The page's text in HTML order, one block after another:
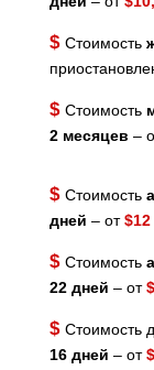
$ Стоимость
$ Стоимость
2 месяцев –
$ Стоимость
дней – от $12
$ Стоимость
22 дней – от
$ Стоимость
16 дней – от